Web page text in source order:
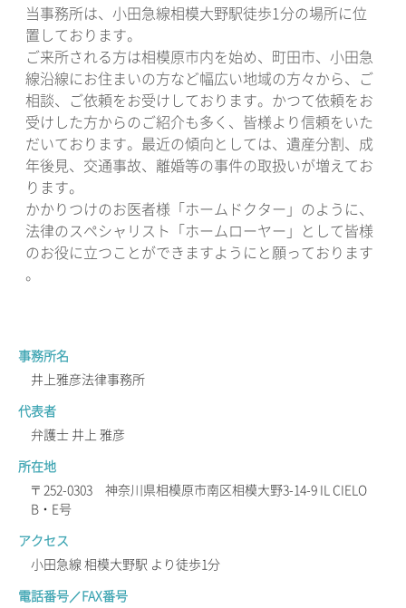
当事務所は、小田急線相模大野駅徒歩1分の場所に位
置しております。
ご来所される方は相模原市内を始め、町田市、小田急
線沿線にお住まいの方など幅広い地域の方々から、ご
相談、ご依頼をお受けしております。かつて依頼をお
受けした方からのご紹介も多く、皆様より信頼をいた
だいております。最近の傾向としては、遺産分割、成
年後見、交通事故、離婚等の事件の取扱いが増えてお
ります。
かかりつけのお医者様「ホームドクター」のように、
法律のスペシャリスト「ホームローヤー」として皆様
のお役に立つことができますようにと願っております
。
事務所名
井上雅彦法律事務所
代表者
弁護士 井上 雅彦
所在地
〒252-0303 神奈川県相模原市南区相模大野3-14-9 IL CIELO
B・E号
アクセス
小田急線 相模大野駅 より徒歩1分
電話番号／FAX番号